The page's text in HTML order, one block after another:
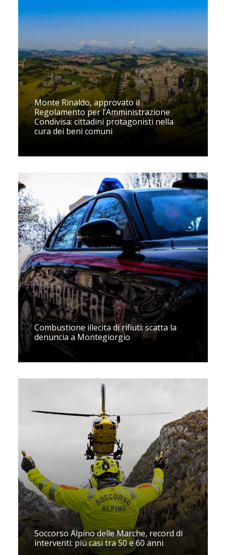
Monte Rinaldo, approvato il
Regolamento per l’Amministrazione
Condivisa: cittadini protagonisti nella
cura dei beni comuni
Combustione illecita di rifiuti: scatta la
denuncia a Montegiorgio
Soccorso Alpino delle Marche, record di
interventi: più casi tra 50 e 60 anni